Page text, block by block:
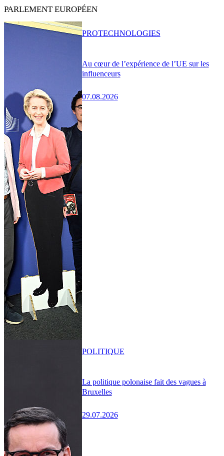
PARLEMENT EUROPÉEN
Au cœur de l’expérience de l’UE sur les
influenceurs
07.08.2026
PROTECHNOLOGIES
La politique polonaise fait des vagues à
Bruxelles
29.07.2026
POLITIQUE